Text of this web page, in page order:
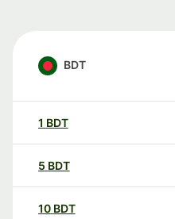
BDT
1 BDT
5 BDT
10 BDT